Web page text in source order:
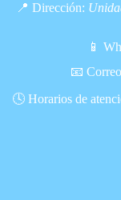
📍 Dirección:
📱
📧
🕓 Horarios de